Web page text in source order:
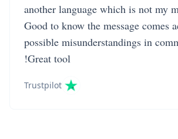
another language which is not my
Good to know the message comes
possible misunderstandings in
Great tool!
Trustpilot